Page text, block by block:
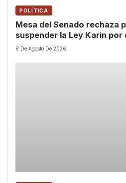
POLÍTICA
Mesa del Senado rechaza
suspender la Ley Karin por
8 De Agosto De 2026